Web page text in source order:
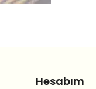
Hesabım